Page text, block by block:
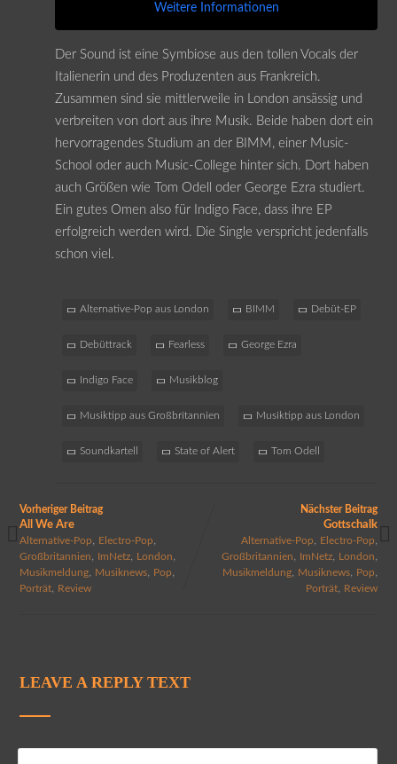
Weitere Informationen
Der Sound ist eine Symbiose aus den tollen Vocals der
Italienerin und des Produzenten aus Frankreich.
Zusammen sind sie mittlerweile in London ansässig und
verbreiten von dort aus ihre Musik. Beide haben dort ein
hervorragendes Studium an der BIMM, einer Music-
School oder auch Music-College hinter sich. Dort haben
auch Größen wie Tom Odell oder George Ezra studiert.
Ein gutes Omen also für Indigo Face, dass ihre EP
erfolgreich werden wird. Die Single verspricht jedenfalls
schon viel.
Alternative-Pop aus London BIMM Debüt-EP
Debüttrack Fearless George Ezra
Indigo Face Musikblog
Musiktipp aus Großbritannien Musiktipp aus London
Soundkartell State of Alert Tom Odell
Vorheriger Beitrag
All We Are
Alternative-Pop Electro-Pop
Großbritannien ImNetz, London
Musikmeldung, Musiknews, Pop
Porträt, Review
Nächster Beitrag
Gottschalk
Alternative-Pop Electro-Pop
Großbritannien ImNetz London
Musikmeldung Musiknews Pop
Porträt Review
LEAVE A REPLY TEXT